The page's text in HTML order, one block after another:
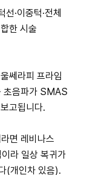
·이중턱·전체
한 시술
쎄라피 프라임
초음파가 SMAS
고됩니다.
면 레비나스
라 일상 복귀가
(개인차 있음).